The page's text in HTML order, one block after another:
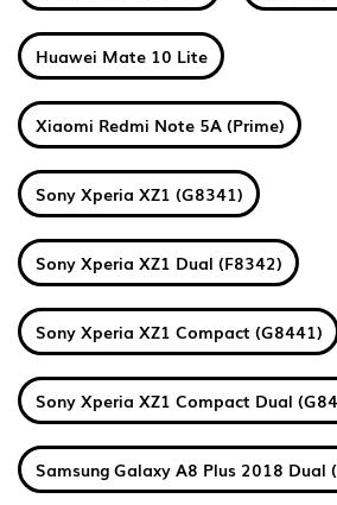
Huawei Mate 10 Lite
Xiaomi Redmi Note 5A (Prime)
Sony Xperia XZ1 (G8341)
Sony Xperia XZ1 Dual (F8342)
Sony Xperia XZ1 Compact (G8441)
Sony Xperia XZ1 Compact Dual
Samsung Galaxy A8 Plus 2018 Dual